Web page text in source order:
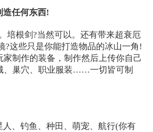
造任何东西!
培根剑?当然可以。还有带来超衰厄
?这些只是你能打造物品的冰山一角!
家制作的装备，制作然后上传你自己
巢穴、职业服装……一切皆可制
人、钓鱼、种田、萌宠、航行(你有